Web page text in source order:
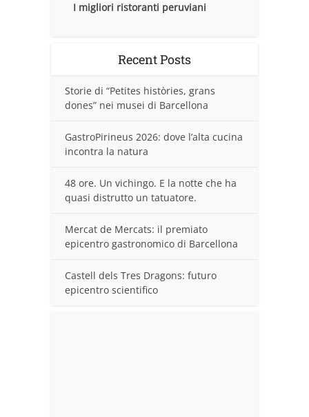
I migliori ristoranti peruviani
Recent Posts
Storie di “Petites històries, grans
dones” nei musei di Barcellona
GastroPirineus 2026: dove l’alta cucina
incontra la natura
48 ore. Un vichingo. E la notte che ha
quasi distrutto un tatuatore.
Mercat de Mercats: il premiato
epicentro gastronomico di Barcellona
Castell dels Tres Dragons: futuro
epicentro scientifico